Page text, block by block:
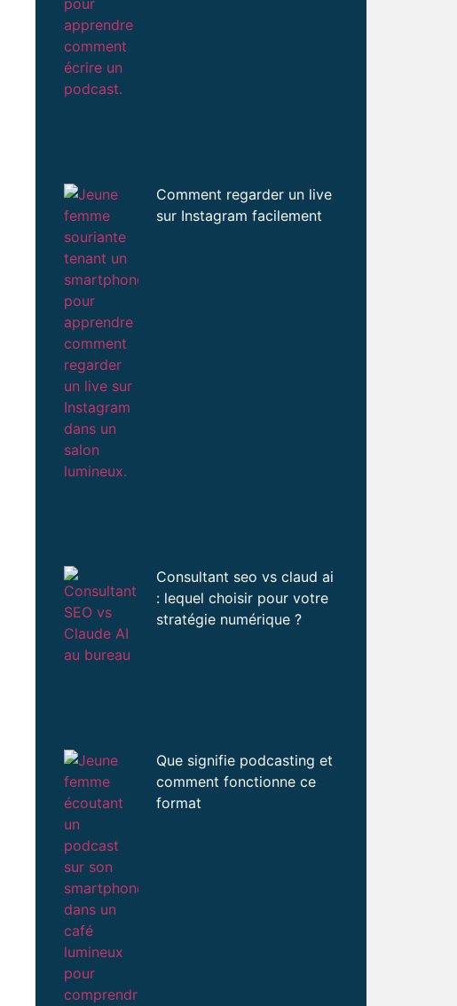
Comment regarder un live
sur Instagram facilement
Consultant seo vs claud ai
: lequel choisir pour votre
stratégie numérique ?
Que signifie podcasting et
comment fonctionne ce
format